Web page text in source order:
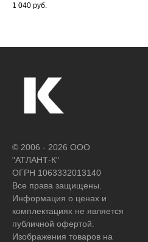
1 040 руб.
© 2006 - 2026 ООО
"АТЛАНТ-К"
ОГРН 1063332013140
Все права защищены.
Информация о ценах и
комплектациях не является
публичной офертой.
Изображения товаров на